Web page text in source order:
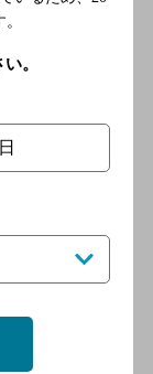
新宿三丁目
都営地下鉄
酒場 んだ
店
。
日